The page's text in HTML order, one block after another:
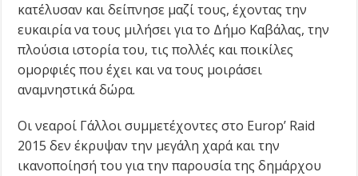
κατέλυσαν και δείπνησε μαζί τους, έχοντας την
ευκαιρία να τους μιλήσει για το Δήμο Καβάλας, την
πλούσια ιστορία του, τις πολλές και ποικίλες
ομορφιές που έχει και να τους μοιράσει
αναμνηστικά δώρα.
Οι νεαροί Γάλλοι συμμετέχοντες στο Europ’ Raid
2015 δεν έκρυψαν την μεγάλη χαρά και την
ικανοποίησή του για την παρουσία της δημάρχου